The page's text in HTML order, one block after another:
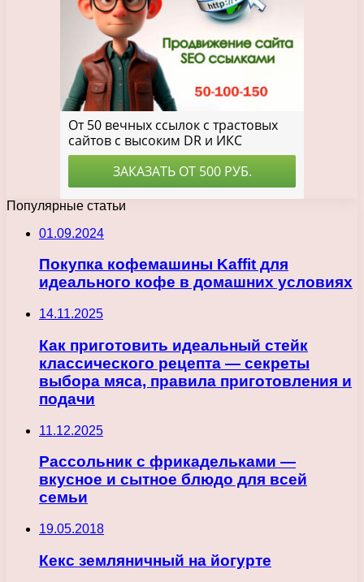
Популярные статьи
01.09.2024
Покупка кофемашины Kaffit для
идеального кофе в домашних условиях
14.11.2025
Как приготовить идеальный стейк
классического рецепта — секреты
выбора мяса, правила приготовления и
подачи
11.12.2025
Рассольник с фрикадельками —
вкусное и сытное блюдо для всей
семьи
19.05.2018
Кекс земляничный на йогурте